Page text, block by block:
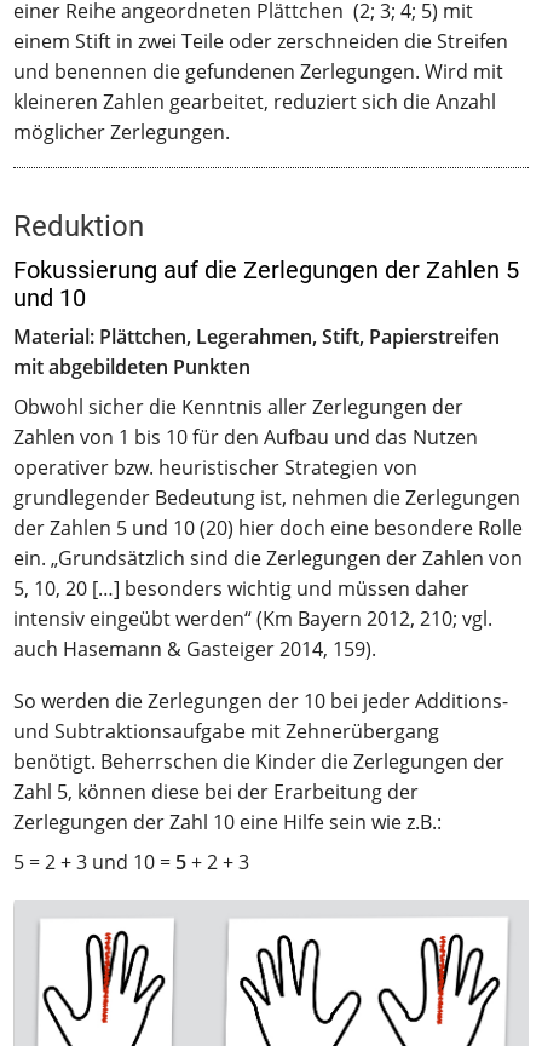
einer Reihe angeordneten Plättchen (2; 3; 4; 5) mit
einem Stift in zwei Teile oder zerschneiden die Streifen
und benennen die gefundenen Zerlegungen. Wird mit
kleineren Zahlen gearbeitet, reduziert sich die Anzahl
möglicher Zerlegungen.
Reduktion
Fokussierung auf die Zerlegungen der Zahlen 5
und 10
Material: Plättchen, Legerahmen, Stift, Papierstreifen
mit abgebildeten Punkten
Obwohl sicher die Kenntnis aller Zerlegungen der
Zahlen von 1 bis 10 für den Aufbau und das Nutzen
operativer bzw. heuristischer Strategien von
grundlegender Bedeutung ist, nehmen die Zerlegungen
der Zahlen 5 und 10 (20) hier doch eine besondere Rolle
ein. „Grundsätzlich sind die Zerlegungen der Zahlen von
5, 10, 20 […] besonders wichtig und müssen daher
intensiv eingeübt werden“ (Km Bayern 2012, 210; vgl.
auch Hasemann & Gasteiger 2014, 159).
So werden die Zerlegungen der 10 bei jeder Additions-
und Subtraktionsaufgabe mit Zehnerübergang
benötigt. Beherrschen die Kinder die Zerlegungen der
Zahl 5, können diese bei der Erarbeitung der
Zerlegungen der Zahl 10 eine Hilfe sein wie z.B.:
5 = 2 + 3 und 10 = 5+ 2 + 3